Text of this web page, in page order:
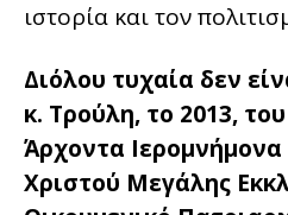
ιστορία και τον
Διόλου τυχαία δεν
κ. Τρούλη, το 2013,
Άρχοντα Ιερομνήμονα
Χριστού Μεγάλης